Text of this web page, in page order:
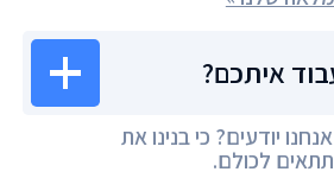
איתכם?
יודעים? כי בנינו את
לכולם.